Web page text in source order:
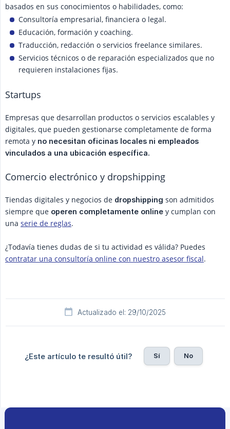
basados en sus conocimientos o habilidades, como:
Consultoría empresarial, financiera o legal.
Educación, formación y coaching.
Traducción, redacción o servicios freelance similares.
Servicios técnicos o de reparación especializados que no
requieren instalaciones fijas.
Startups
Empresas que desarrollan productos o servicios escalables y
digitales, que pueden gestionarse completamente de forma
remota y no necesitan oficinas locales ni empleados
vinculados a una ubicación específica.
Comercio electrónico y dropshipping
Tiendas digitales y negocios de dropshipping son admitidos
siempre que operen completamente online y cumplan con
una serie de reglas.
¿Todavía tienes dudas de si tu actividad es válida? Puedes
contratar una consultoría online con nuestro asesor fiscal.
Actualizado el: 29/10/2025
¿Este artículo te resultó útil? Sí No